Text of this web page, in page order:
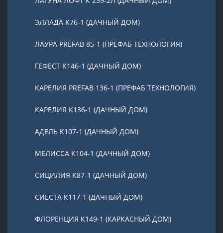
ЭЛЛАДА К76-1 (ДАЧНЫЙ ДОМ)
ЛАУРА PREFAB 85-1 (ПРЕФАБ ТЕХНОЛОГИЯ)
ГЕФЕСТ К146-1 (ДАЧНЫЙ ДОМ)
КАРЕЛИЯ PREFAB 136-1 (ПРЕФАБ ТЕХНОЛОГИЯ)
КАРЕЛИЯ К136-1 (ДАЧНЫЙ ДОМ)
АДЕЛЬ К107-1 (ДАЧНЫЙ ДОМ)
МЕЛИССА К104-1 (ДАЧНЫЙ ДОМ)
СИЦИЛИЯ К87-1 (ДАЧНЫЙ ДОМ)
СИЕСТА К117-1 (ДАЧНЫЙ ДОМ)
ФЛОРЕНЦИЯ К149-1 (КАРКАСНЫЙ ДОМ)